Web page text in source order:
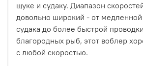
щуке и судаку. Диапазон
довольно широкий - от
судака до более быстрой
благородных рыб, этот воблер
с любой скоростью.